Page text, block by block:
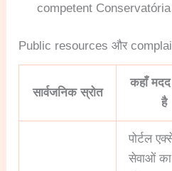
competent
Public resources और
सार्वजनिक स्रोत
कहाँ
है
पोर्टल
सेवाओं का